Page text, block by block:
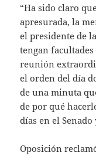
“Ha sido claro
apresurada, la
el presidente de
tengan
reunión
el orden del día
de una minuta
de por qué
días en el
Oposición